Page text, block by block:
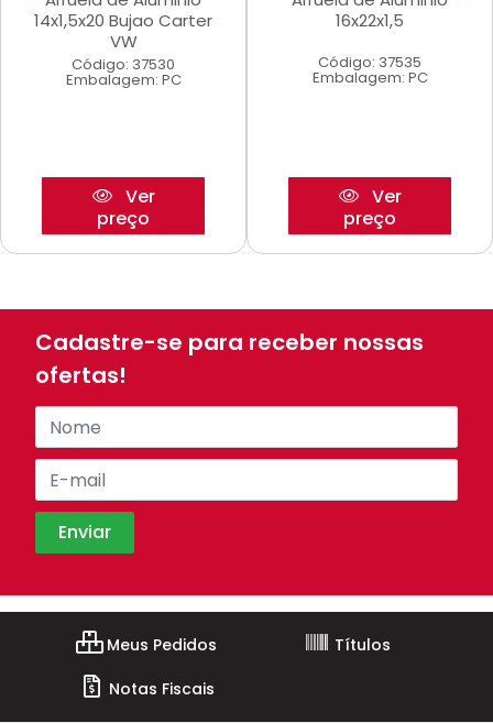
14x1,5x20 Bujao Carter
VW
Código: 37530
Embalagem: PC
Ver
preço
16x22x1,5
Código: 37535
Embalagem: PC
Ver
preço
Cadastre-se para receber nossas
ofertas!
Meus Pedidos
Títulos
Notas Fiscais